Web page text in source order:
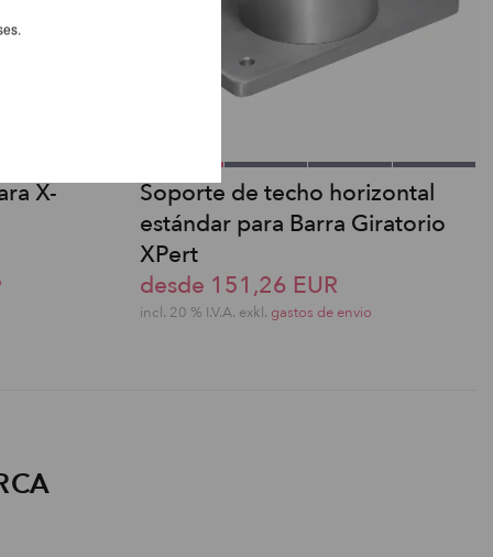
X-
Soporte de techo horizontal
estándar para Barra Giratorio
XPert
desde 151,26 EUR
incl. 20 % I.V.A. exkl. gastos de envio